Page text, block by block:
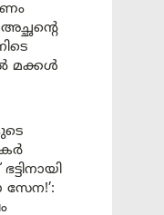
മക്കൾ